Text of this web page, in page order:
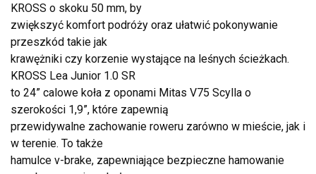
KROSS o skoku 50 mm, by
zwiększyć komfort podróży oraz ułatwić pokonywanie
przeszkód takie jak
krawężniki czy korzenie wystające na leśnych ścieżkach.
KROSS Lea Junior 1.0 SR
to 24” calowe koła z oponami Mitas V75 Scylla o
szerokości 1,9”, które zapewnią
przewidywalne zachowanie roweru zarówno w mieście, jak i
w terenie. To także
hamulce v-brake, zapewniające bezpieczne hamowanie